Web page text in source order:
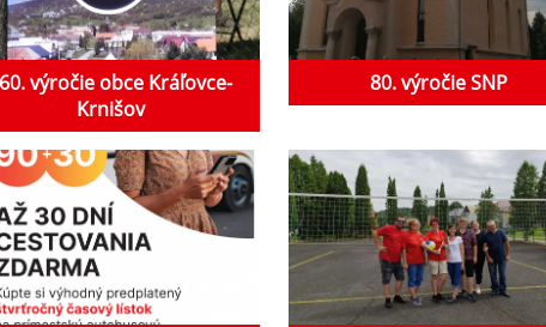
výročie obce Kráľovce-
Krnišov
80. výročie SNP